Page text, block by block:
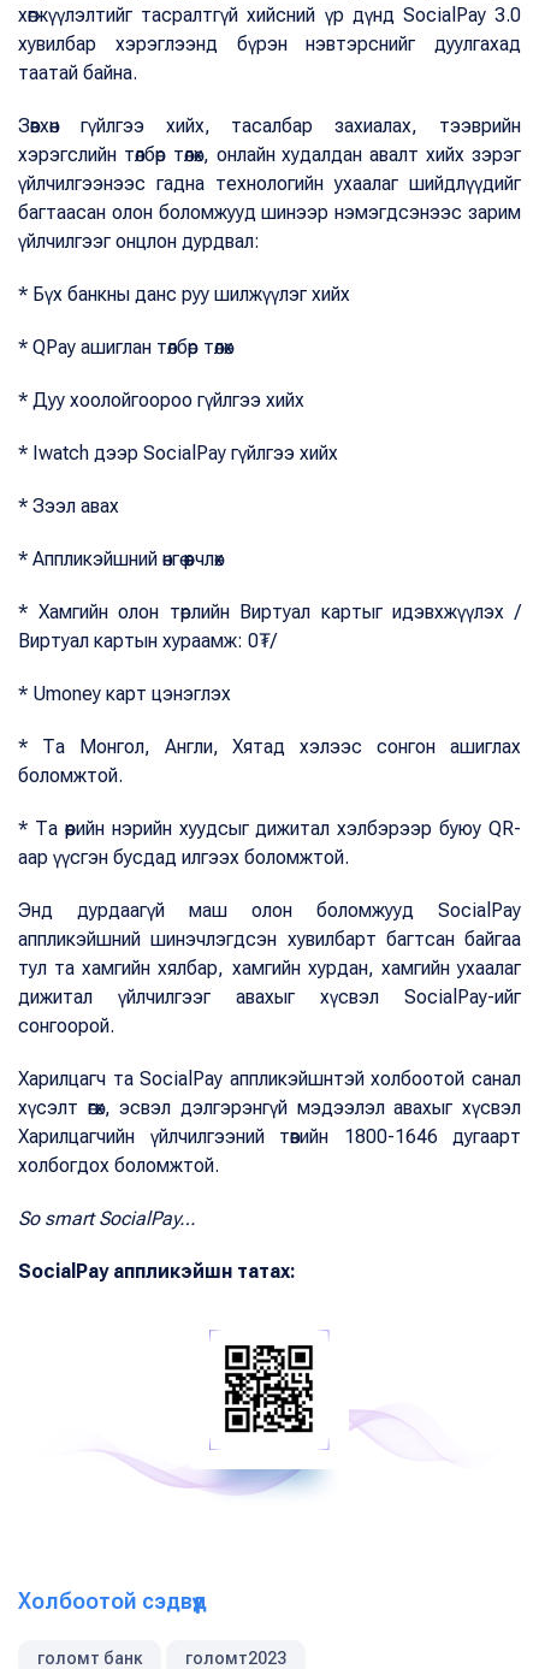
хөгжүүлэлтийг тасралтгүй хийсний үр дүнд SocialPay 3.0
хувилбар хэрэглээнд бүрэн нэвтэрснийг дуулгахад
таатай байна.
Зөвхөн гүйлгээ хийх, тасалбар захиалах, тээврийн
хэрэгслийн төлбөр төлөх, онлайн худалдан авалт хийх зэрэг
үйлчилгээнээс гадна технологийн ухаалаг шийдлүүдийг
багтаасан олон боломжууд шинээр нэмэгдсэнээс зарим
үйлчилгээг онцлон дурдвал:
* Бүх банкны данс руу шилжүүлэг хийх
* QPay ашиглан төлбөр төлөх
* Дуу хоолойгоороо гүйлгээ хийх
* Iwatch дээр SocialPay гүйлгээ хийх
* Зээл авах
* Аппликэйшний өнгө өөрчлөх
* Хамгийн олон төрлийн Виртуал картыг идэвхжүүлэх /
Виртуал картын хураамж: 0₮/
* Umoney карт цэнэглэх
* Та Монгол, Англи, Хятад хэлээс сонгон ашиглах
боломжтой.
* Та өөрийн нэрийн хуудсыг дижитал хэлбэрээр буюу QR-
аар үүсгэн бусдад илгээх боломжтой.
Энд дурдаагүй маш олон боломжууд SocialPay
аппликэйшний шинэчлэгдсэн хувилбарт багтсан байгаа
тул та хамгийн хялбар, хамгийн хурдан, хамгийн ухаалаг
дижитал үйлчилгээг авахыг хүсвэл SocialPay-ийг
сонгоорой.
Харилцагч та SocialPay аппликэйшнтэй холбоотой санал
хүсэлт өгөх, эсвэл дэлгэрэнгүй мэдээлэл авахыг хүсвэл
Харилцагчийн үйлчилгээний төвийн 1800-1646 дугаарт
холбогдох боломжтой.
So smart SocialPay…
SocialPay аппликэйшн татах:
Холбоотой сэдвүүд
голомт банк голомт2023